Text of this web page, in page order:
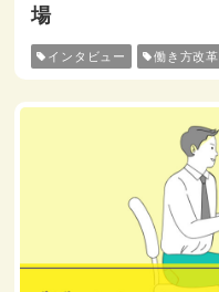
場
インタビュー 働き方改革